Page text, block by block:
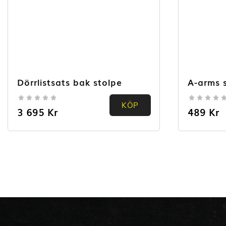
Dörrlistsats bak stolpe
0.00
5
3 695 Kr KÖP
A-arms
0.00
5
489 Kr